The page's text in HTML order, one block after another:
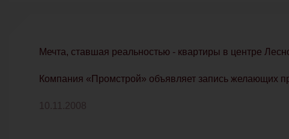
Мечта, ставшая реальностью - квартиры в центре
Компания «Промстрой» объявляет запись желающих
10.11.2008